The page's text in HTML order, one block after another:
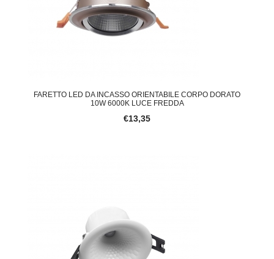
FARETTO LED DA INCASSO ORIENTABILE CORPO DORATO
10W 6000K LUCE FREDDA
€13,35